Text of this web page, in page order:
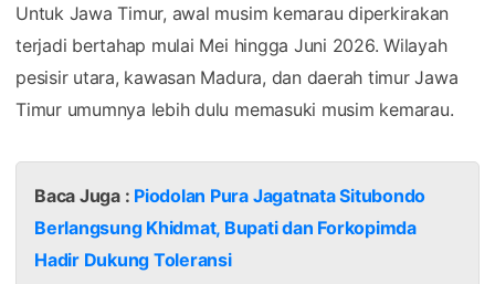
Untuk Jawa Timur, awal musim kemarau diperkirakan
terjadi bertahap mulai Mei hingga Juni 2026. Wilayah
pesisir utara, kawasan Madura, dan daerah timur Jawa
Timur umumnya lebih dulu memasuki musim kemarau.
Baca Juga : Piodolan Pura Jagatnata Situbondo
Berlangsung Khidmat, Bupati dan Forkopimda
Hadir Dukung Toleransi